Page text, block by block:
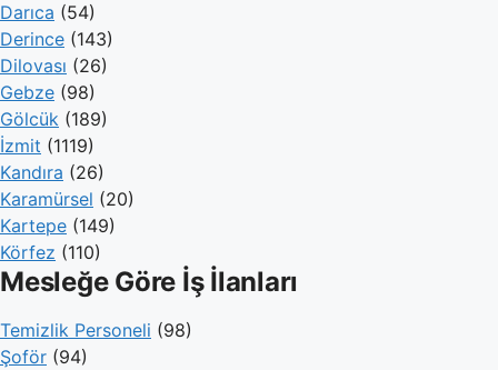
Darıca (54)
Derince (143)
Dilovası (26)
Gebze (98)
Gölcük (189)
İzmit (1119)
Kandıra (26)
Karamürsel (20)
Kartepe (149)
Körfez (110)
Mesleğe Göre İş İlanları
Temizlik Personeli (98)
Şoför (94)